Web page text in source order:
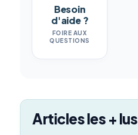
Besoin
d'aide ?
FOIRE AUX
QUESTIONS
Articles les + lus